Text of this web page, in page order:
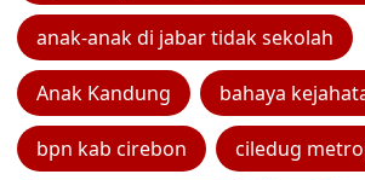
anak-anak di jabar tidak sekolah
Anak Kandung bahaya
bpn kab cirebon ciledug